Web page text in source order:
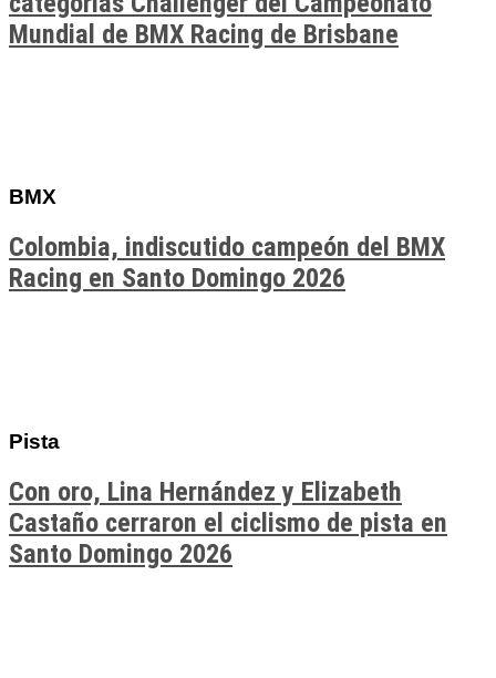
Mundial de BMX Racing de Brisbane
BMX
Colombia, indiscutido campeón del BMX
Racing en Santo Domingo 2026
Pista
Con oro, Lina Hernández y Elizabeth
Castaño cerraron el ciclismo de pista en
Santo Domingo 2026